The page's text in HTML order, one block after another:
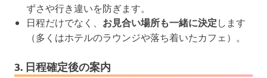
ずさや行き違いを防ぎます。
日程だけでなく、 お見合い場所も一緒に決定 します
（多くはホテルのラウンジや落ち着いたカフェ）。
3. 日程確定後の案内